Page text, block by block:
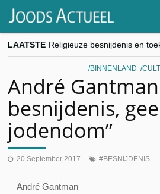
LAATSTE
BINNENLAND
André
besnijdenis,
jodendom”
20 September 2017 BESNIJDENIS
André Gantman